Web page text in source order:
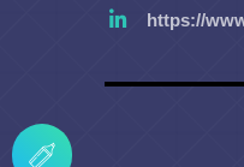
https://